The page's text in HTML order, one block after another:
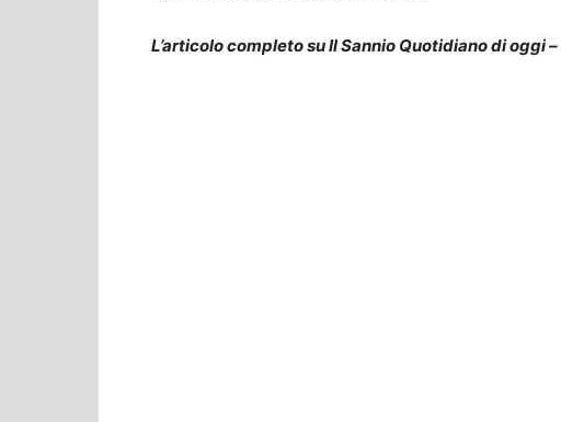
L’articolo completo su Il Sannio Quotidiano di oggi –